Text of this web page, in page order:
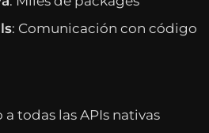
: Comunicación con código
a todas las APIs nativas